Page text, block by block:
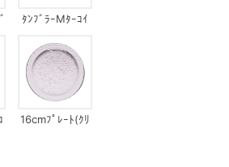
ﾀﾝﾌﾞﾗｰMﾀｰｺｲ
16cmﾌﾟﾚｰﾄ(ｸﾘ